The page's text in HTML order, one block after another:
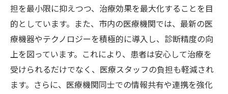
担を最小限に抑えつつ、治療効果を最大化することを目
的としています。また、市内の医療機関では、最新の医
療機器やテクノロジーを積極的に導入し、診断精度の向
上を図っています。これにより、患者は安心して治療を
受けられるだけでなく、医療スタッフの負担も軽減され
ます。さらに、医療機関同士での情報共有や連携を強化